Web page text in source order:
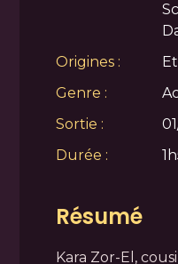
Origines :
Genre :
Sortie :
Durée :
Résumé
Kara Zor-El,